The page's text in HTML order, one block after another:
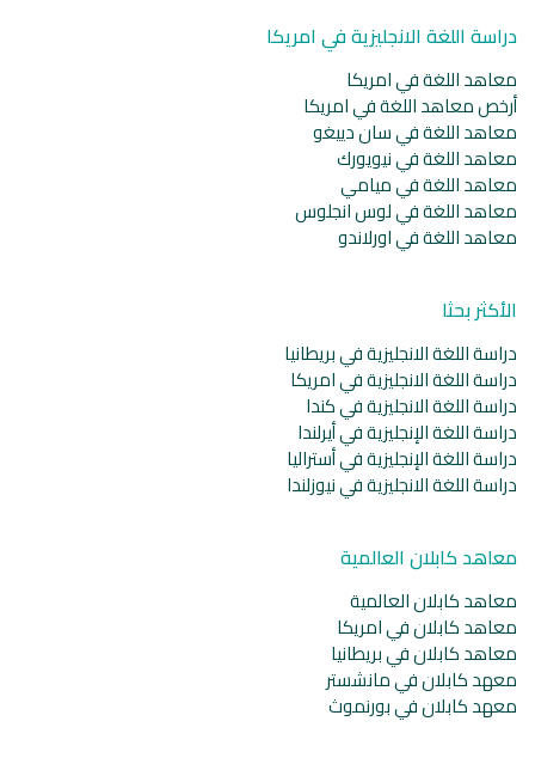
دراسة اللغة الانجليزية في امريكا
معاهد اللغة في امريكا
أرخص معاهد اللغة في امريكا
معاهد اللغة في سان دييغو
معاهد اللغة في نيويورك
معاهد اللغة في ميامي
معاهد اللغة في لوس انجلوس
معاهد اللغة في اورلاندو
الأكثر بحثا
دراسة اللغة الانجليزية في بريطانيا
دراسة اللغة الانجليزية في امريكا
دراسة اللغة الانجليزية في كندا
دراسة اللغة الإنجليزية في أيرلندا
دراسة اللغة الإنجليزية في أستراليا
دراسة اللغة الانجليزية في نيوزلندا
معاهد كابلان العالمية
معاهد كابلان العالمية
معاهد كابلان في امريكا
معاهد كابلان في بريطانيا
معهد كابلان في مانشستر
معهد كابلان في بورنموث